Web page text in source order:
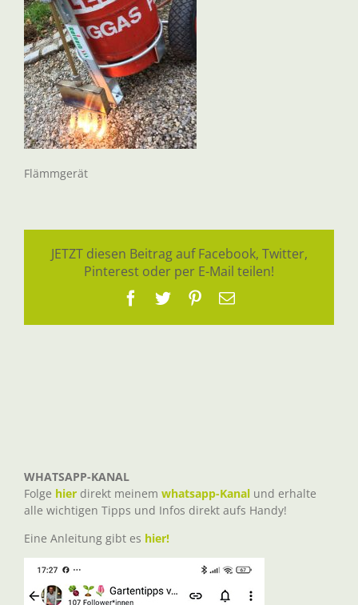
Flämmgerät
JETZT diesen Beitrag auf Facebook, Twitter,
Pinterest oder per E-Mail teilen!
Facebook
TwitterPinterest
E-
WHATSAPP-KANAL
Folge hier direkt meinem whatsapp-Kanal und erhalte
alle wichtigen Tipps und Infos direkt aufs Handy!
Eine Anleitung gibt es hier!